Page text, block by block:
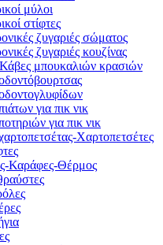
μύλοι
στίφτες
ζυγαριές σώματος
ζυγαριές κουζίνας
μπουκαλιών κρασιών
για πικ νικ
για πικ νικ
Χαρτοπετσέτες
Καράφες-Θέρμος